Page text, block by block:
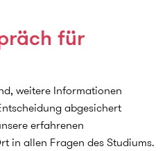
für
weitere Informationen
abgesichert
erfahrenen
in allen Fragen des Studiums.